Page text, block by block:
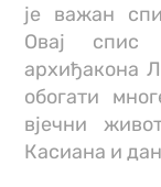
је важан
Овај спис
архиђакона
обогати
вjечни
Касиана и